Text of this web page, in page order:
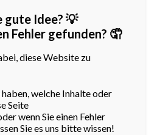
gute Idee? 💡
Fehler gefunden? 🤦
diese Website zu
haben, welche Inhalte oder
Seite
wenn Sie einen Fehler
Sie es uns bitte wissen!